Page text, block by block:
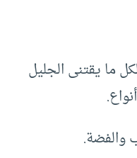
ما يقتنى الجليل
والفضة.